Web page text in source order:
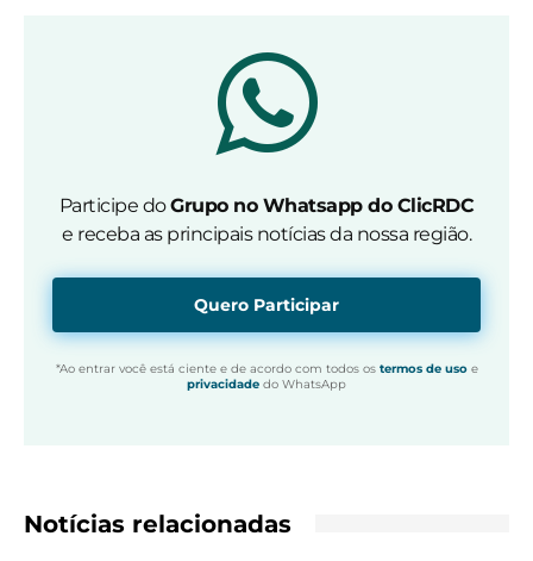
Participe doGrupo no Whatsapp do ClicRDC
e receba as principais notícias da nossa região.
Quero Participar
*Ao entrar você está ciente e de acordo com todos os termos de usoe
privacidade do WhatsApp
Notícias relacionadas